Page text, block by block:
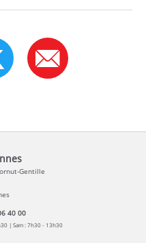
Gentille
40 00
| Sam : 7h30 - 13h30